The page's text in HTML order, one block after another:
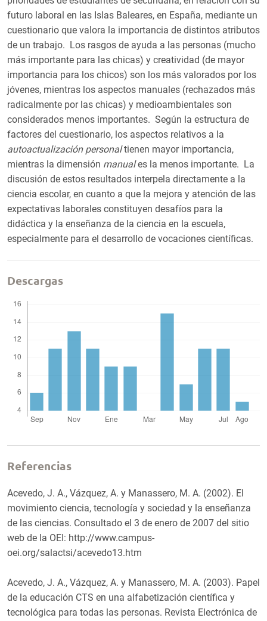
futuro laboral en las Islas Baleares, en España, mediante un
cuestionario que valora la importancia de distintos atributos
de un trabajo. Los rasgos de ayuda a las personas (mucho
más importante para las chicas) y creatividad (de mayor
importancia para los chicos) son los más valorados por los
jóvenes, mientras los aspectos manuales (rechazados más
radicalmente por las chicas) y medioambientales son
considerados menos importantes. Según la estructura de
factores del cuestionario, los aspectos relativos a la
autoactualización personaltienen mayor importancia,
mientras la dimensión manuales la menos importante. La
discusión de estos resultados interpela directamente a la
ciencia escolar, en cuanto a que la mejora y atención de las
expectativas laborales constituyen desafíos para la
didáctica y la enseñanza de la ciencia en la escuela,
especialmente para el desarrollo de vocaciones científicas.
Descargas
Referencias
Acevedo, J. A., Vázquez, A. y Manassero, M. A. (2002). El
movimiento ciencia, tecnología y sociedad y la enseñanza
de las ciencias. Consultado el 3 de enero de 2007 del sitio
web de la OEI: http://www.campus-
oei.org/salactsi/acevedo13.htm
Acevedo, J. A., Vázquez, A. y Manassero, M. A. (2003). Papel
de la educación CTS en una alfabetización científica y
tecnológica para todas las personas. Revista Electrónica de